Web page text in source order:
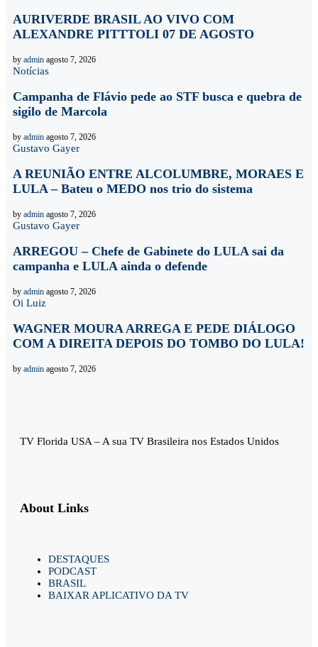
AURIVERDE BRASIL AO VIVO COM
ALEXANDRE PITTTOLI 07 DE AGOSTO
by admin agosto 7, 2026
Notícias
Campanha de Flávio pede ao STF busca e quebra de
sigilo de Marcola
by admin agosto 7, 2026
Gustavo Gayer
A REUNIÃO ENTRE ALCOLUMBRE, MORAES E
LULA – Bateu o MEDO nos trio do sistema
by admin agosto 7, 2026
Gustavo Gayer
ARREGOU – Chefe de Gabinete do LULA sai da
campanha e LULA ainda o defende
by admin agosto 7, 2026
Oi Luiz
WAGNER MOURA ARREGA E PEDE DIÁLOGO
COM A DIREITA DEPOIS DO TOMBO DO LULA!
by admin agosto 7, 2026
TV Florida USA – A sua TV Brasileira nos Estados Unidos
About Links
DESTAQUES
PODCAST
BRASIL
BAIXAR APLICATIVO DA TV